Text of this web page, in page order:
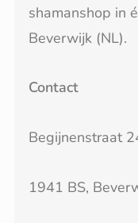
shamanshop in
Beverwijk (NL).
Contact
Begijnenstraat
1941 BS,